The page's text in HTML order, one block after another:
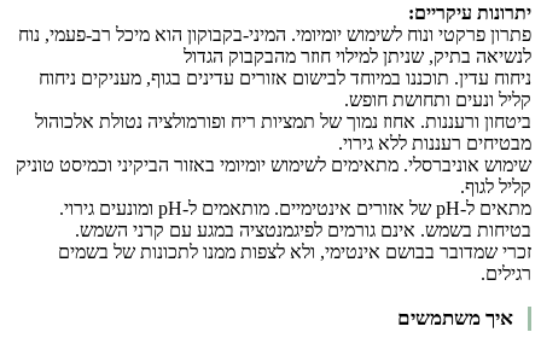
יתרונות עיקריים:
פתרון פרקטי ונוח לשימוש יומיומי. המיני-בקבוקון הוא מיכל רב-פעמי, נוח
לנשיאה בתיק, שניתן למילוי חוזר מהבקבוק הגדול
ניחוח עדין. תוכננו במיוחד לבישום אזורים עדינים בגוף, מעניקים ניחוח
קליל ונעים ותחושת חופש.
ביטחון ורעננות. אחוז נמוך של תמציות ריח ופורמולציה נטולת אלכוהול
מבטיחים רעננות ללא גירוי.
שימוש אוניברסלי. מתאימים לשימוש יומיומי באזור הביקיני וכמיסט טוניק
קליל לגוף.
מתאים ל-pH של אזורים אינטימיים. מותאמים ל-pH ומונעים גירוי.
בטיחות בשמש. אינם גורמים לפיגמנטציה במגע עם קרני השמש.
זכרי שמדובר בבושם אינטימי, ולא לצפות ממנו לתכונות של בשמים
רגילים.
איך משתמשים